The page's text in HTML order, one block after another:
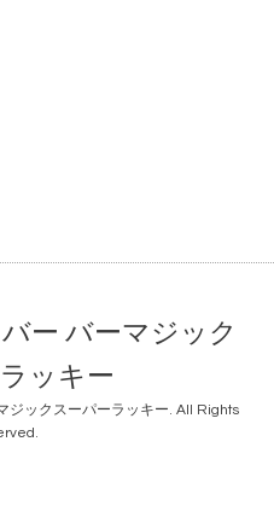
ー バーマジック
ッキー
ジックスーパーラッキー. All Rights